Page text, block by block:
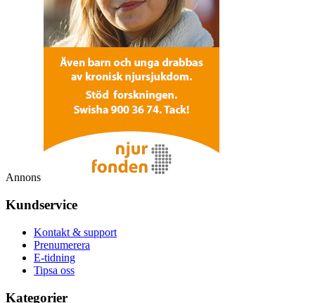
Annons
Kundservice
Kontakt & support
Prenumerera
E-tidning
Tipsa oss
Kategorier